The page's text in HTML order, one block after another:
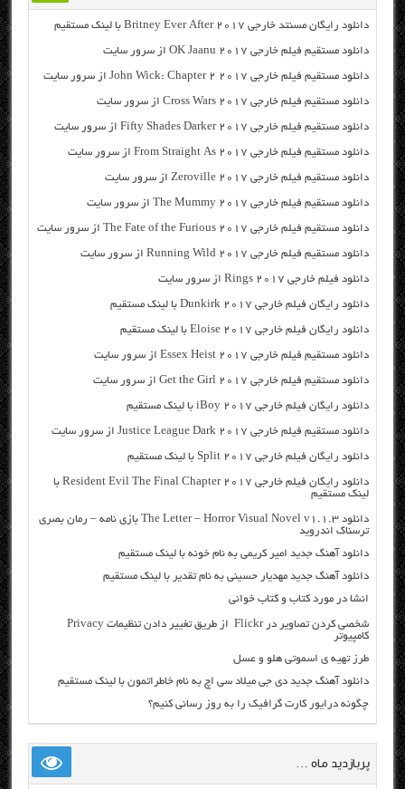
دانلود رایگان مسنتد خارجی Britney Ever After 2017 با لینک مستقیم
دانلود مستقیم فیلم خارجی OK Jaanu 2017 از سرور سایت
دانلود مستقیم فیلم خارجی John Wick: Chapter 2 2017 از سرور سایت
دانلود مستقیم فیلم خارجی Cross Wars 2017 از سرور سایت
دانلود مستقیم فیلم خارجی Fifty Shades Darker 2017 از سرور سایت
دانلود مستقیم فیلم خارجی From Straight As 2017 از سرور سایت
دانلود مستقیم فیلم خارجی Zeroville 2017 از سرور سایت
دانلود مستقیم فیلم خارجی The Mummy 2017 از سرور سایت
دانلود مستقیم فیلم خارجی The Fate of the Furious 2017 از سرور سایت
دانلود مستقیم فیلم خارجی Running Wild 2017 از سرور سایت
دانلود فیلم خارجی Rings 2017 از سرور سایت
دانلود رایگان فیلم خارجی Dunkirk 2017 با لینک مستقیم
دانلود رایگان فیلم خارجی Eloise 2017 با لینک مستقیم
دانلود مستقیم فیلم خارجی Essex Heist 2017 از سرور سایت
دانلود مستقیم فیلم خارجی Get the Girl 2017 از سرور سایت
دانلود رایگان فیلم خارجی iBoy 2017 با لینک مستقیم
دانلود مستقیم فیلم خارجی Justice League Dark 2017 از سرور سایت
دانلود رایگان فیلم خارجی Split 2017 با لینک مستقیم
دانلود رایگان فیلم خارجی Resident Evil The Final Chapter 2017 با
لینک مستقیم
دانلود The Letter – Horror Visual Novel v1.1.3 بازی نامه – رمان بصری
ترسناک اندروید
دانلود آهنگ جدید امیر کریمی به نام خونه با لینک مستقیم
دانلود آهنگ جدید مهدیار حسینی به نام تقدیر با لینک مستقیم
انشا در مورد کتاب و کتاب خوانی
شخصی کردن تصاویر در Flickr از طریق تغییر دادن تنظیمات Privacy
کامپیوتر
طرز تهیه ی اسموتی هلو و عسل
دانلود آهنگ جدید دی جی میلاد سی اچ به نام خاطراتمون با لینک مستقیم
چگونه درایور کارت گرافیک را به روز رسانی کنیم؟
پربازدید ماه …